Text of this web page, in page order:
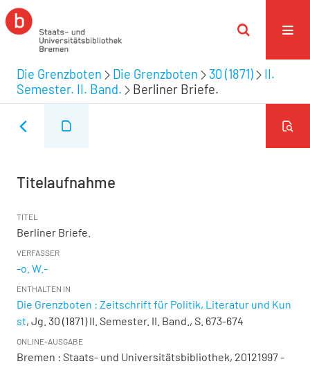
Die Grenzboten Die Grenzboten 30 (1871)
II.
Semester. II. Band.
Berliner Briefe.
Titelaufnahme
TITEL
Berliner Briefe.
VERFASSER
-o. W.-
ENTHALTEN IN
Die Grenzboten : Zeitschrift für Politik, Literatur und Kun
st, Jg. 30 (1871) II. Semester. II. Band., S. 673-674
ONLINE-AUSGABE
Bremen : Staats- und Universitätsbibliothek, 20121997 -